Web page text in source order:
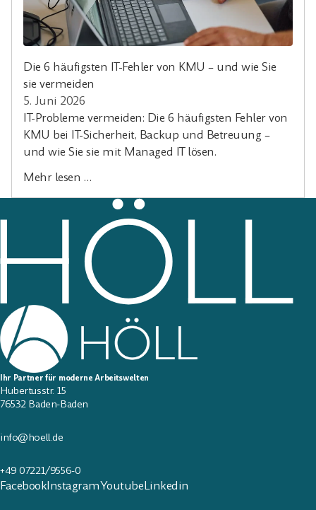
Die 6 häufigsten IT-Fehler von KMU – und wie Sie
sie vermeiden
5. Juni 2026
IT-Probleme vermeiden: Die 6 häufigsten Fehler von
KMU bei IT-Sicherheit, Backup und Betreuung –
und wie Sie sie mit Managed IT lösen.
Mehr lesen …
Ihr Partner für moderne Arbeitswelten
Hubertusstr. 15
76532 Baden-Baden
info@hoell.de
+49 07221/9556-0
FacebookInstagramYoutubeLinkedin